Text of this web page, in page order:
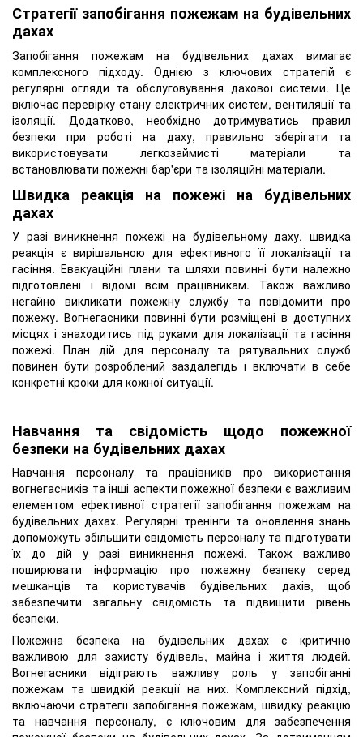
Стратегії запобігання пожежам на будівельних
дахах
Запобігання пожежам на будівельних дахах вимагає
комплексного підходу. Однією з ключових стратегій є
регулярні огляди та обслуговування дахової системи. Це
включає перевірку стану електричних систем, вентиляції та
ізоляції. Додатково, необхідно дотримуватись правил
безпеки при роботі на даху, правильно зберігати та
використовувати легкозаймисті матеріали та
встановлювати пожежні бар'єри та ізоляційні матеріали.
Швидка реакція на пожежі на будівельних
дахах
У разі виникнення пожежі на будівельному даху, швидка
реакція є вирішальною для ефективного її локалізації та
гасіння. Евакуаційні плани та шляхи повинні бути належно
підготовлені і відомі всім працівникам. Також важливо
негайно викликати пожежну службу та повідомити про
пожежу. Вогнегасники повинні бути розміщені в доступних
місцях і знаходитись під руками для локалізації та гасіння
пожежі. План дій для персоналу та рятувальних служб
повинен бути розроблений заздалегідь і включати в себе
конкретні кроки для кожної ситуації.
Навчання та свідомість щодо пожежної
безпеки на будівельних дахах
Навчання персоналу та працівників про використання
вогнегасників та інші аспекти пожежної безпеки є важливим
елементом ефективної стратегії запобігання пожежам на
будівельних дахах. Регулярні тренінги та оновлення знань
допоможуть збільшити свідомість персоналу та підготувати
їх до дій у разі виникнення пожежі. Також важливо
поширювати інформацію про пожежну безпеку серед
мешканців та користувачів будівельних дахів, щоб
забезпечити загальну свідомість та підвищити рівень
безпеки.
Пожежна безпека на будівельних дахах є критично
важливою для захисту будівель, майна і життя людей.
Вогнегасники відіграють важливу роль у запобіганні
пожежам та швидкій реакції на них. Комплексний підхід,
включаючи стратегії запобігання пожежам, швидку реакцію
та навчання персоналу, є ключовим для забезпечення